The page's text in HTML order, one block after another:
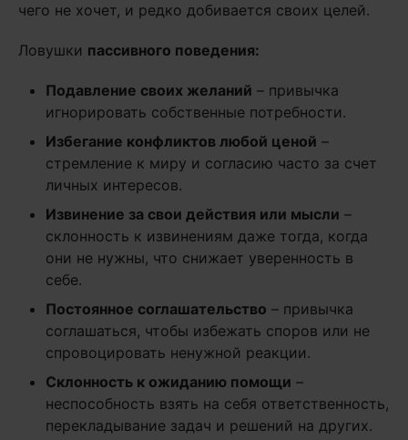
чего не хочет, и редко добивается своих целей.
Ловушки пассивного поведения:
Подавление своих желаний – привычка
игнорировать собственные потребности.
Избегание конфликтов любой ценой –
стремление к миру и согласию часто за счет
личных интересов.
Извинение за свои действия или мысли –
склонность к извинениям даже тогда, когда
они не нужны, что снижает уверенность в
себе.
Постоянное соглашательство – привычка
соглашаться, чтобы избежать споров или не
спровоцировать ненужной реакции.
Склонность к ожиданию помощи –
неспособность взять на себя ответственность,
перекладывание задач и решений на других.